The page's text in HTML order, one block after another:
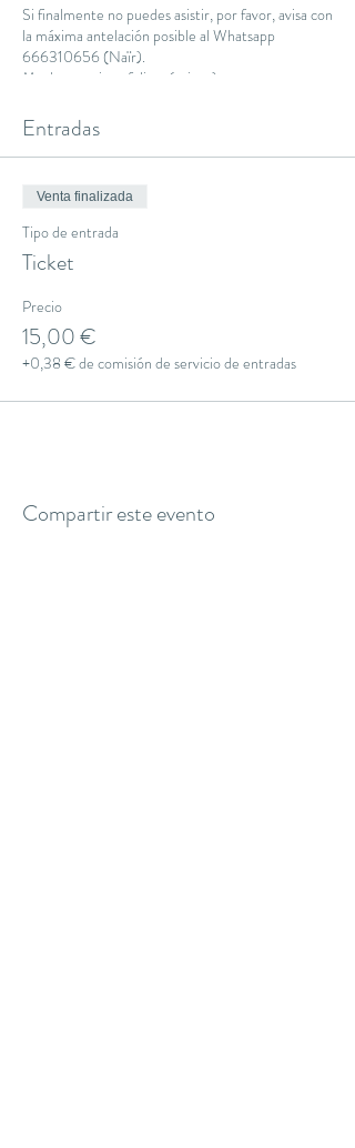
Si finalmente no puedes asistir, por favor, avisa con
la máxima antelación posible al Whatsapp
666310656 (Naïr).
Muchas gracias y feliz práctica :)
Entradas
Venta finalizada
Tipo de entrada
Ticket
Precio
15,00 €
+0,38 € de comisión de servicio de entradas
Compartir este evento